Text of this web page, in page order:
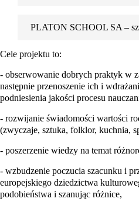
PLATON SCHOOL SA –
Cele projektu to:
- obserwowanie dobrych praktyk w
następnie przenoszenie ich i
podniesienia jakości procesu
- rozwijanie świadomości wartości
(zwyczaje, sztuka, folklor, kuchnia,
- poszerzenie wiedzy na temat
- wzbudzenie poczucia szacunku i
europejskiego dziedzictwa
podobieństwa i szanując różnice,